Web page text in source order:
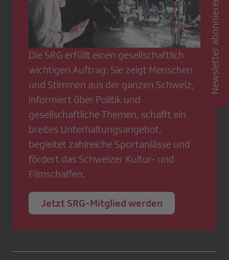
Die SRG erfüllt einen gesellschaftlich
wichtigen Auftrag: Sie zeigt Menschen
und Stimmen aus der ganzen Schweiz,
informiert über Politik und
gesellschaftliche Themen, schafft ein
breites Unterhaltungsangebot,
begleitet zahlreiche Sportanlässe und
fördert das Schweizer Kultur- und
Filmschaffen.
Jetzt SRG-Mitglied werden
Newsletter abonnieren